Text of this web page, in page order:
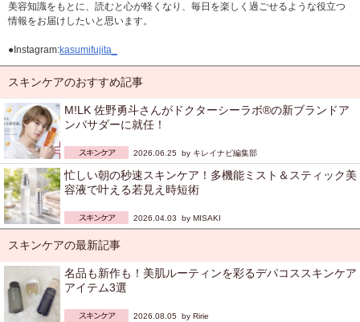
美容知識をもとに、読むと心が軽くなり、毎日を楽しく過ごせるような役立つ
情報をお届けしたいと思います。
●Instagram:kasumifujita_
スキンケアのおすすめ記事
M!LK 佐野勇斗さんがドクターシーラボ®の新ブランドア
ンバサダーに就任！
2026.06.25 by キレイナビ編集部
忙しい朝の秒速スキンケア！多機能ミスト＆スティック美
容液で叶える若見え時短術
2026.04.03 by MISAKI
スキンケアの最新記事
名品も新作も！美肌ルーティンを彩るデパコススキンケア
アイテム3選
2026.08.05 by Ririe